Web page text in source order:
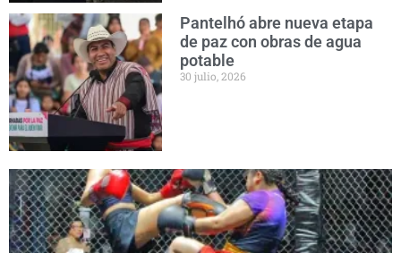
Pantelhó abre nueva etapa
de paz con obras de agua
potable
30 julio, 2026